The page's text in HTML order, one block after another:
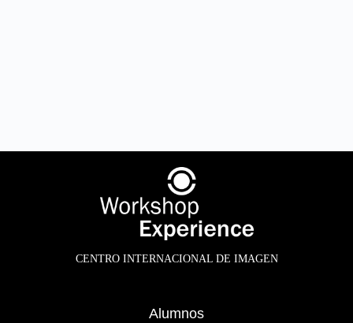
CENTRO INTERNACIONAL DE IMAGEN
Alumnos